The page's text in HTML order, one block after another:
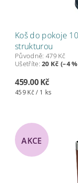
Koš do pokoje
strukturou
Původně: 479 Kč
Ušetříte:20 Kč (–4
459.00 Kč
459 Kč / 1 ks
AKCE